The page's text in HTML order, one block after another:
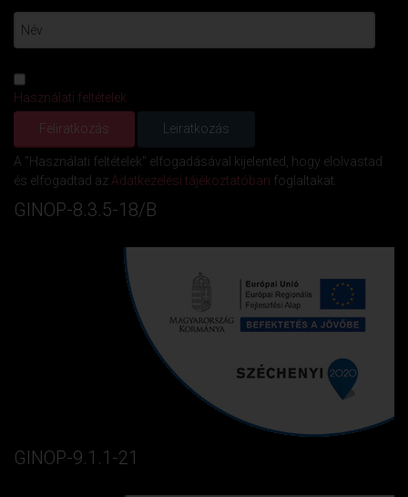
Használati feltételek
A "Használati feltételek" elfogadásával kijelented, hogy elolvastad
és elfogadtad azAdatkezelési tájékoztatóban foglaltakat.
GINOP-8.3.5-18/B
GINOP-9.1.1-21